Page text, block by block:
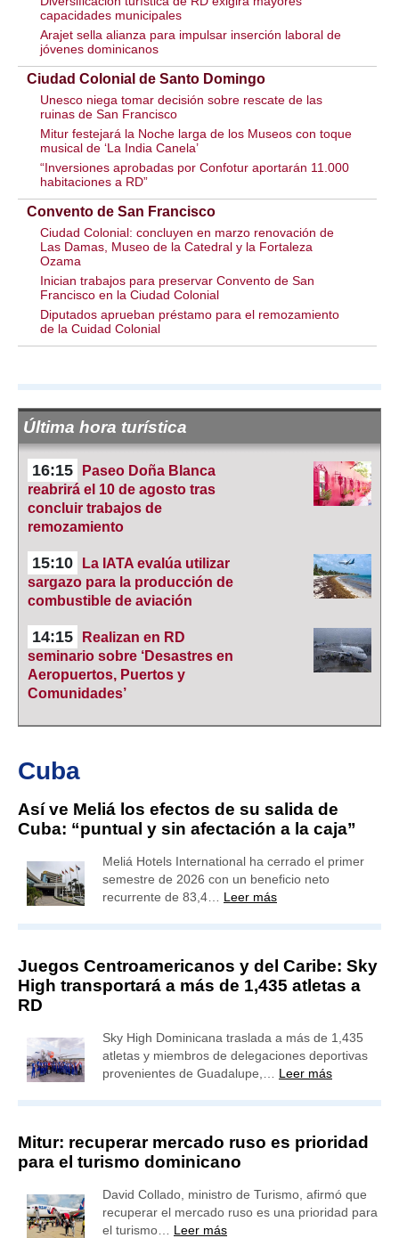
capacidades municipales
Arajet sella alianza para impulsar inserción laboral de
jóvenes dominicanos
Ciudad Colonial de Santo Domingo
Unesco niega tomar decisión sobre rescate de las
ruinas de San Francisco
Mitur festejará la Noche larga de los Museos con toque
musical de ‘La India Canela’
“Inversiones aprobadas por Confotur aportarán 11.000
habitaciones a RD”
Convento de San Francisco
Ciudad Colonial: concluyen en marzo renovación de
Las Damas, Museo de la Catedral y la Fortaleza
Ozama
Inician trabajos para preservar Convento de San
Francisco en la Ciudad Colonial
Diputados aprueban préstamo para el remozamiento
de la Cuidad Colonial
Última hora turística
16:15
Paseo Doña Blanca
reabrirá el 10 de agosto tras
concluir trabajos de
remozamiento
15:10
La IATA evalúa utilizar
sargazo para la producción de
combustible de aviación
14:15
Realizan en RD
seminario sobre ‘Desastres en
Aeropuertos, Puertos y
Comunidades’
Cuba
Así ve Meliá los efectos de su salida de
Cuba: “puntual y sin afectación a la caja”
Meliá Hotels International ha cerrado el primer
semestre de 2026 con un beneficio neto
recurrente de 83,4… Leer más
Juegos Centroamericanos y del Caribe: Sky
High transportará a más de 1,435 atletas a
RD
Sky High Dominicana traslada a más de 1,435
atletas y miembros de delegaciones deportivas
provenientes de Guadalupe,… Leer más
Mitur: recuperar mercado ruso es prioridad
para el turismo dominicano
David Collado, ministro de Turismo, afirmó que
recuperar el mercado ruso es una prioridad para
el turismo… Leer más